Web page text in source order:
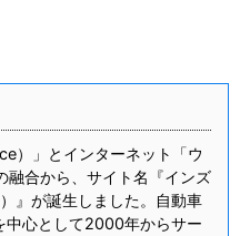
）」とインターネット「ウ
融合から、サイト名『インズ
』が誕生しました。自動車
中心として2000年からサー